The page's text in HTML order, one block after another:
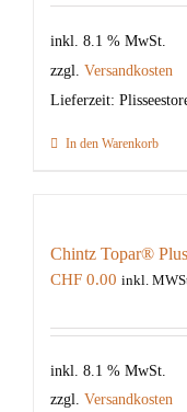
inkl. 8.1 % MwSt.
zzgl. Versandkosten
Lieferzeit:
In den Warenkorb
Chintz Topar®
CHF 0.00 inkl.
inkl. 8.1 % MwSt.
zzgl. Versandkosten